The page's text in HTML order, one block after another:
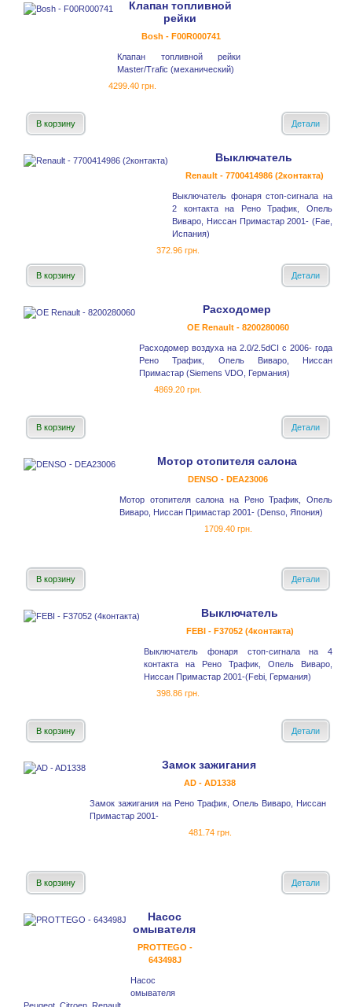
Клапан топливной
рейки
Bosh - F00R000741
Клапан топливной рейки
Master/Trafic (механический)
4299.40 грн.
В корзину Детали
Выключатель
Renault - 7700414986 (2контакта)
Выключатель фонаря стоп-сигнала на
2 контакта на Рено Трафик, Опель
Виваро, Ниссан Примастар 2001- (Fae,
Испания)
372.96 грн.
В корзину Детали
Расходомер
OE Renault - 8200280060
Расходомер воздуха на 2.0/2.5dCI с 2006- года
Рено Трафик, Опель Виваро, Ниссан
Примастар (Siemens VDO, Германия)
4869.20 грн.
В корзину Детали
Мотор отопителя салона
DENSO - DEA23006
Мотор отопителя салона на Рено Трафик, Опель
Виваро, Ниссан Примастар 2001- (Denso, Япония)
1709.40 грн.
В корзину Детали
Выключатель
FEBI - F37052 (4контакта)
Выключатель фонаря стоп-сигнала на 4
контакта на Рено Трафик, Опель Виваро,
Ниссан Примастар 2001-(Febi, Германия)
398.86 грн.
В корзину Детали
Замок зажигания
AD - AD1338
Замок зажигания на Рено Трафик, Опель Виваро, Ниссан
Примастар 2001-
481.74 грн.
В корзину Детали
Насос
омывателя
PROTTEGO -
643498J
Насос
омывателя